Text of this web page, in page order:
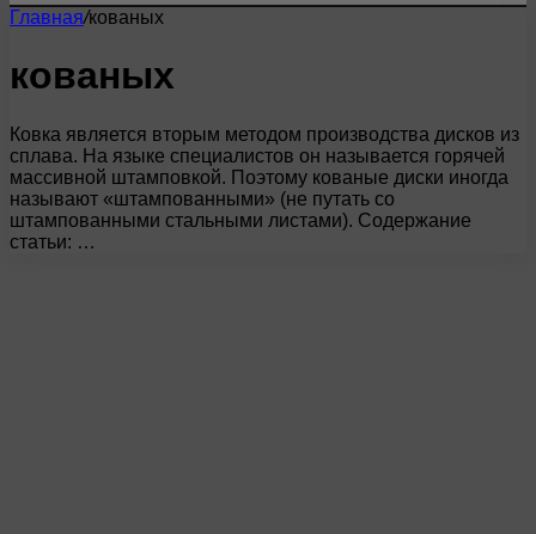
Главная/кованых
кованых
Ковка является вторым методом производства дисков из
сплава. На языке специалистов он называется горячей
массивной штамповкой. Поэтому кованые диски иногда
называют «штампованными» (не путать со
штампованными стальными листами). Содержание
статьи: …